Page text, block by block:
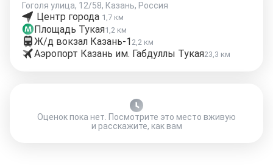
Гоголя улица, 12/58, Казань, Россия
Центр города 1,7 км
Площадь Тукая1,2 км
Ж/д вокзал Казань-1 2,2 км
Аэропорт Казань им. Габдуллы Тукая23,3 км
Оценок пока нет. Посмотрите это место вживую
и расскажите, как вам